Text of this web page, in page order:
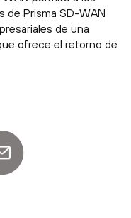
de Prisma SD-WAN
de una
ofrece el retorno de